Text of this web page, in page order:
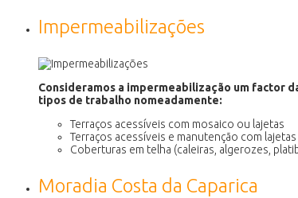
Impermeabilizações
Consideramos a impermeabilização um factor
tipos de trabalho nomeadamente:
Terraços acessíveis com mosaico ou lajetas
Terraços acessíveis e manutenção com
Coberturas em telha (caleiras, algerozes,
Moradia Costa da Caparica